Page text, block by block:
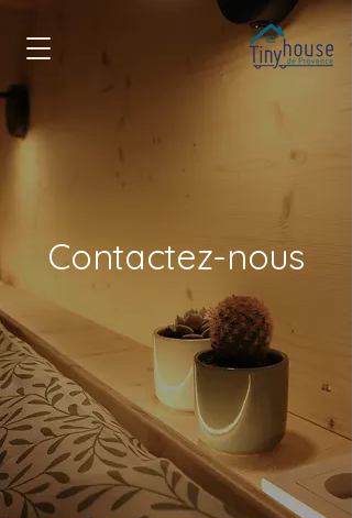
Contactez-nous